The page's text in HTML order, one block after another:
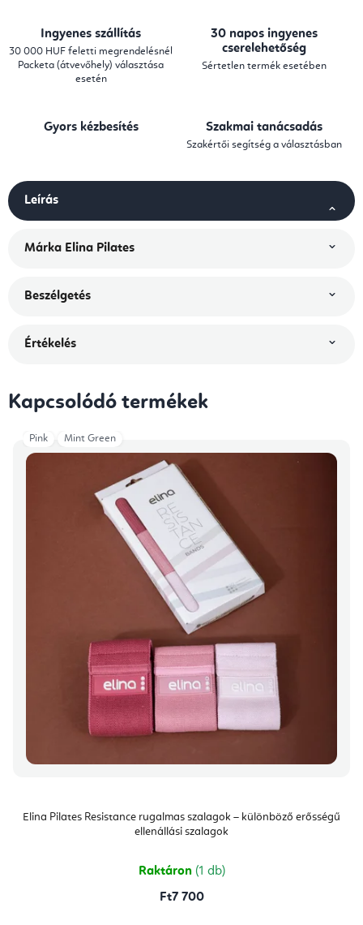
Ingyenes szállítás
30 000 HUF feletti megrendelésnél
Packeta (átvevőhely) választása
esetén
30 napos ingyenes
cserelehetőség
Sértetlen termék esetében
Gyors kézbesítés Szakmai tanácsadás
Szakértői segítség a választásban
Leírás
Márka Elina Pilates
Beszélgetés
Értékelés
Kapcsolódó termékek
Elina Pilates Resistance rugalmas szalagok – különböző erősségű
ellenállási szalagok
Raktáron (1 db)
Ft7 700
Pink Mint Green